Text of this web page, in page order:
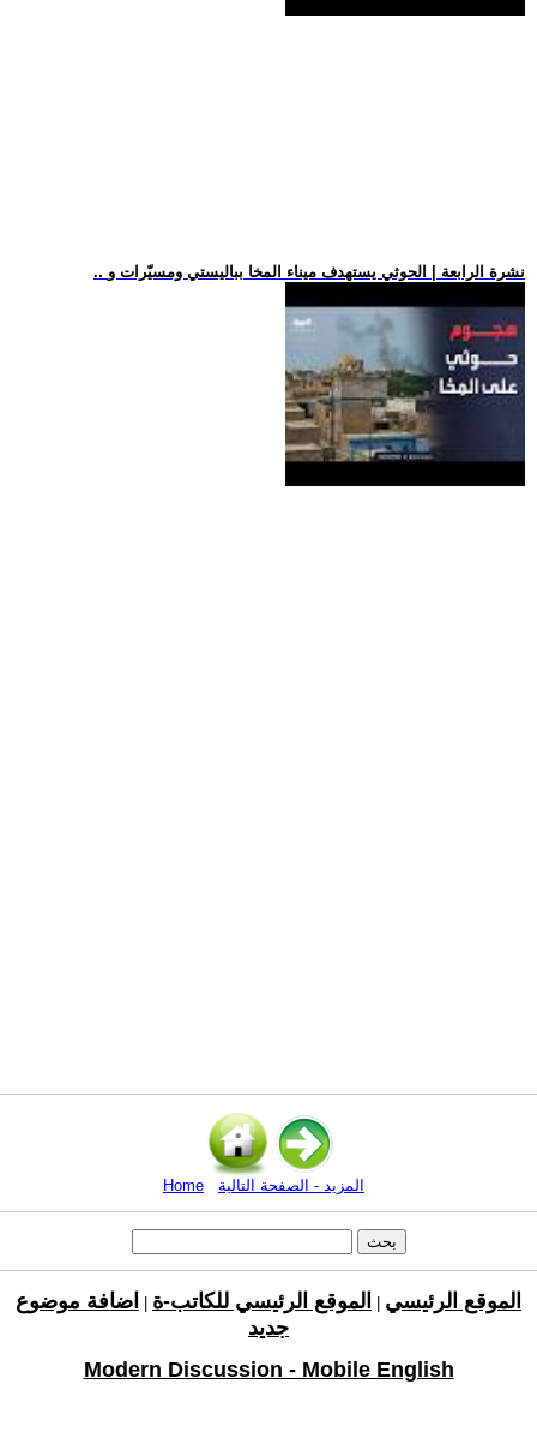
.. نشرة الرابعة | الحوثي يستهدف ميناء المخا بباليستي ومسيّرات و
Home المزيد - الصفحة التالية
الموقع الرئيسي الموقع الرئيسي للكاتب-ة
اضافة موضوع
جديد
Modern Discussion - Mobile English